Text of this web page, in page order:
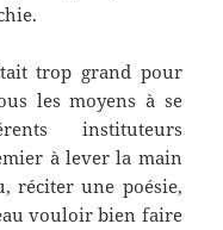
trop grand pour
les moyens à se
instituteurs
à lever la main
réciter une poésie,
vouloir bien faire